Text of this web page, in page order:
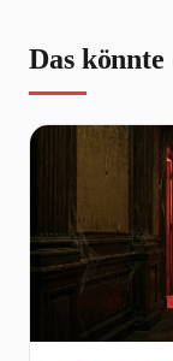
Das